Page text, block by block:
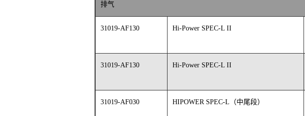
排气
31019-AF130 Hi-Power SPEC-L II
31019-AF130 Hi-Power SPEC-L II
31019-AF030 HIPOWER SPEC-L（中尾段）